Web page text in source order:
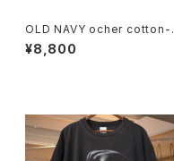
OLD NAVY ocher cotton-t
will cargo Shorts
¥8,800